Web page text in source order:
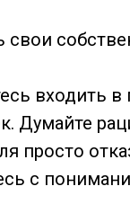
свои
входить
просто
с